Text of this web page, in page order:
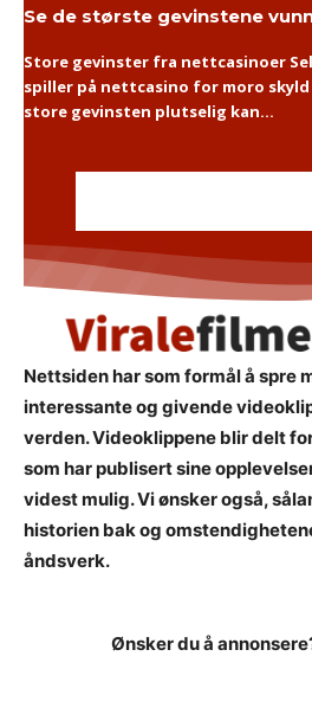
Se de største gevinstene
Store gevinster fra nettcasinoer
spiller på nettcasino for moro
store gevinsten plutselig kan...
Nettsiden har som formål å spre
interessante og givende
verden. Videoklippene blir delt
som har publisert sine
videst mulig. Vi ønsker også,
historien bak og
åndsverk.
Ønsker du å